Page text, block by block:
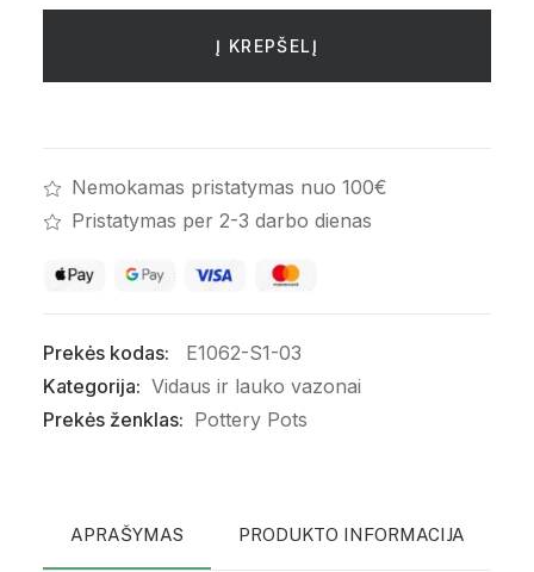
Jumbo
L,
Į KREPŠELĮ
Nemokamas pristatymas nuo 100€
Pristatymas per 2-3 darbo dienas
Prekės kodas:
E1062-S1-03
Kategorija: Vidaus ir lauko vazonai
Prekės ženklas: Pottery Pots
APRAŠYMAS PRODUKTO INFORMACIJA